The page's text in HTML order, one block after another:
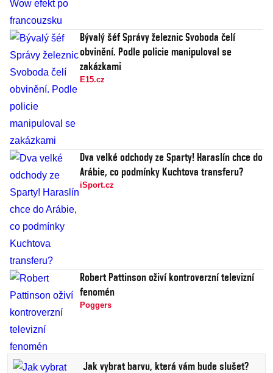
Bývalý šéf Správy železnic Svoboda čelí
obvinění. Podle policie manipuloval se
zakázkami
E15.cz
Dva velké odchody ze Sparty! Haraslín chce do
Arábie, co podmínky Kuchtova transferu?
iSport.cz
Robert Pattinson oživí kontroverzní televizní
fenomén
Poggers
Jak vybrat barvu, která vám bude slušet?